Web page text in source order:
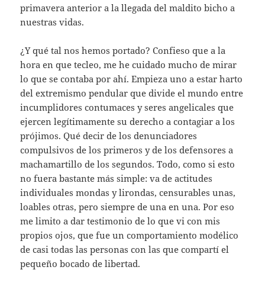
primavera anterior a la llegada del maldito bicho a
nuestras vidas.
¿Y qué tal nos hemos portado? Confieso que a la
hora en que tecleo, me he cuidado mucho de mirar
lo que se contaba por ahí. Empieza uno a estar harto
del extremismo pendular que divide el mundo entre
incumplidores contumaces y seres angelicales que
ejercen legítimamente su derecho a contagiar a los
prójimos. Qué decir de los denunciadores
compulsivos de los primeros y de los defensores a
machamartillo de los segundos. Todo, como si esto
no fuera bastante más simple: va de actitudes
individuales mondas y lirondas, censurables unas,
loables otras, pero siempre de una en una. Por eso
me limito a dar testimonio de lo que vi con mis
propios ojos, que fue un comportamiento modélico
de casi todas las personas con las que compartí el
pequeño bocado de libertad.